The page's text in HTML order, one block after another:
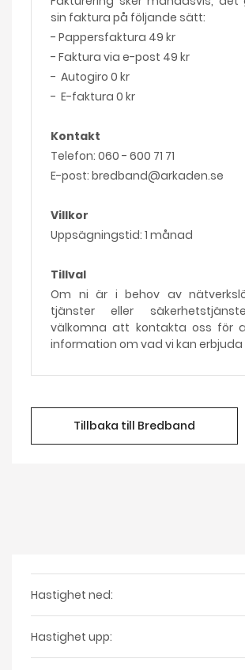
sin faktura på följande sätt:
- Pappersfaktura 49 kr
- Faktura via e-post 49 kr
- Autogiro 0 kr
- E-faktura 0 kr
Kontakt
Telefon: 060 - 600 71 71
E-post: bredband@arkaden.se
Villkor
Uppsägningstid: 1 månad
Tillval
Om ni är i behov av
tjänster eller
välkomna att kontakta oss för
information om vad vi kan erbjuda
Tillbaka till Bredband
Hastighet ned:
Hastighet upp: